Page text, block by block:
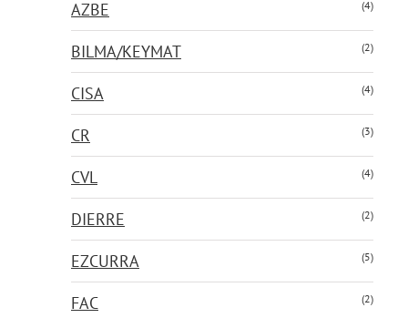
AZBE (4)
BILMA/KEYMAT (2)
CISA (4)
CR (3)
CVL (4)
DIERRE (2)
EZCURRA (5)
FAC (2)